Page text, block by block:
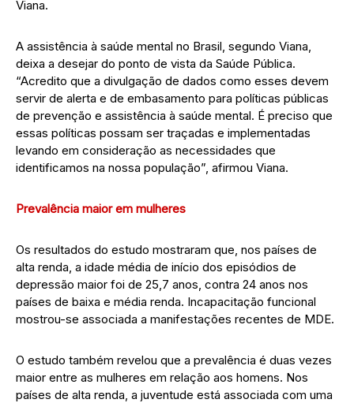
Viana.
A assistência à saúde mental no Brasil, segundo Viana,
deixa a desejar do ponto de vista da Saúde Pública.
“Acredito que a divulgação de dados como esses devem
servir de alerta e de embasamento para políticas públicas
de prevenção e assistência à saúde mental. É preciso que
essas políticas possam ser traçadas e implementadas
levando em consideração as necessidades que
identificamos na nossa população”, afirmou Viana.
Prevalência maior em mulheres
Os resultados do estudo mostraram que, nos países de
alta renda, a idade média de início dos episódios de
depressão maior foi de 25,7 anos, contra 24 anos nos
países de baixa e média renda. Incapacitação funcional
mostrou-se associada a manifestações recentes de MDE.
O estudo também revelou que a prevalência é duas vezes
maior entre as mulheres em relação aos homens. Nos
países de alta renda, a juventude está associada com uma